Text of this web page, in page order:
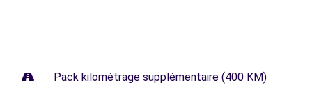
Pack kilométrage supplémentaire (400 KM)